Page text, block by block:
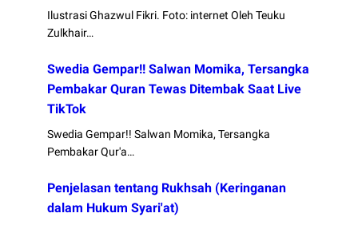
Ilustrasi Ghazwul Fikri. Foto: internet Oleh Teuku
Zulkhair…
Swedia Gempar!! Salwan Momika, Tersangka
Pembakar Quran Tewas Ditembak Saat Live
TikTok
Swedia Gempar!! Salwan Momika, Tersangka
Pembakar Qur'a…
Penjelasan tentang Rukhsah (Keringanan
dalam Hukum Syari'at)